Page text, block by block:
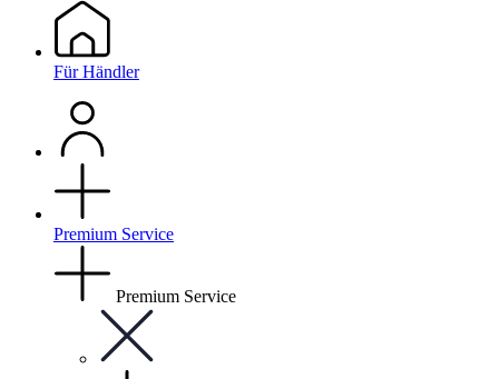
Für Händler
Premium Service
Premium Service